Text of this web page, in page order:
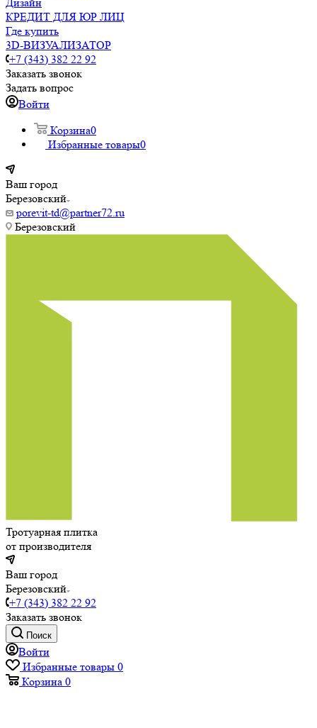
КРЕДИТ ДЛЯ ЮР ЛИЦ
Где купить
3D-ВИЗУАЛИЗАТОР
+7 (343) 382 22 92
Заказать звонок
Задать вопрос
Войти
Корзина0
Избранные товары0
Ваш город
Березовский
porevit-td@partner72.ru
Березовский
Тротуарная плитка
от производителя
Ваш город
Березовский
+7 (343) 382 22 92
Заказать звонок
Поиск
Войти
Избранные товары 0
Корзина 0